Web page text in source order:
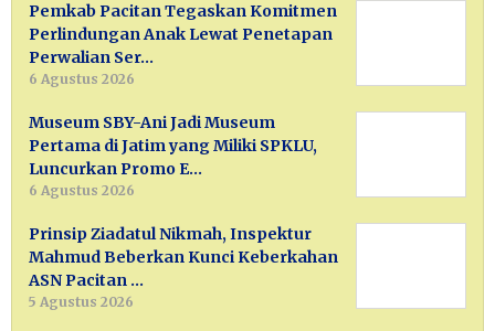
Pemkab Pacitan Tegaskan Komitmen
Perlindungan Anak Lewat Penetapan
Perwalian Ser…
6 Agustus 2026
Museum SBY-Ani Jadi Museum
Pertama di Jatim yang Miliki SPKLU,
Luncurkan Promo E…
6 Agustus 2026
Prinsip Ziadatul Nikmah, Inspektur
Mahmud Beberkan Kunci Keberkahan
ASN Pacitan …
5 Agustus 2026